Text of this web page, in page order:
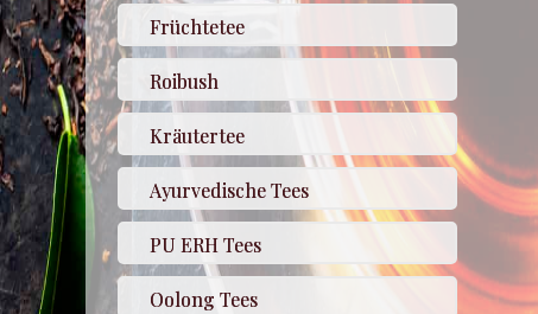
Früchtetee
Roibush
Kräutertee
Ayurvedische Tees
PU ERH Tees
Oolong Tees